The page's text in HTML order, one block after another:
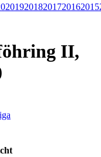
20192018201720162015
II,